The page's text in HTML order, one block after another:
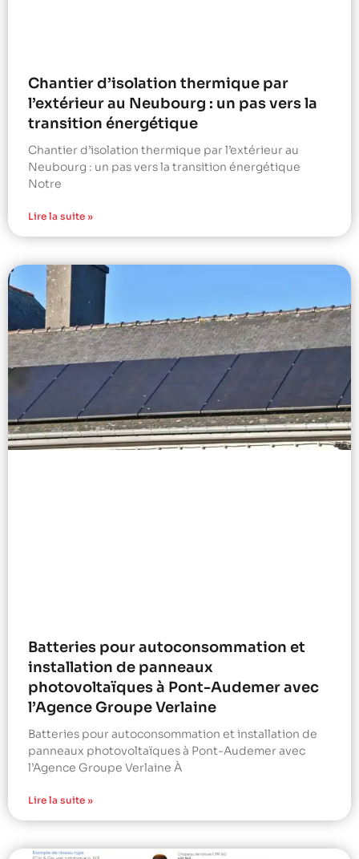
Chantier d’isolation thermique par
l’extérieur au Neubourg : un pas vers la
transition énergétique
Chantier d’isolation thermique par l’extérieur au
Neubourg : un pas vers la transition énergétique
Notre
Lire la suite »
Batteries pour autoconsommation et
installation de panneaux
photovoltaïques à Pont-Audemer avec
l’Agence Groupe Verlaine
Batteries pour autoconsommation et installation de
panneaux photovoltaïques à Pont-Audemer avec
l’Agence Groupe Verlaine À
Lire la suite »